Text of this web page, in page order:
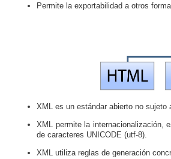
Permite la exportabilidad a otros
XML es un estándar abierto no sujeto
XML permite la internacionalización,
de caracteres UNICODE (utf-8).
XML utiliza reglas de generación